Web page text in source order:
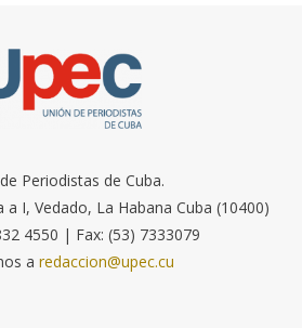
Periodistas de Cuba.
a I, Vedado, La Habana Cuba (10400)
4550 | Fax: (53) 7333079
a redaccion@upec.cu